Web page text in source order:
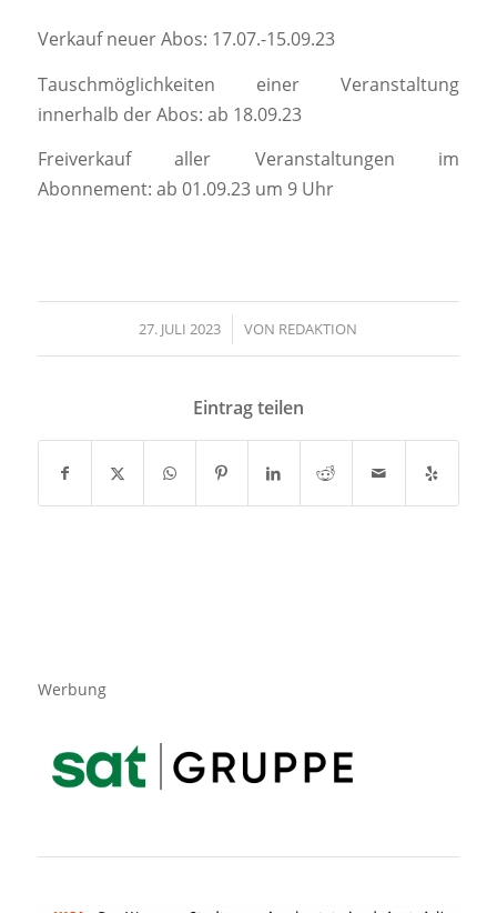
Verkauf neuer Abos: 17.07.-15.09.23
Tauschmöglichkeiten einer Veranstaltung
innerhalb der Abos: ab 18.09.23
Freiverkauf aller Veranstaltungen im
Abonnement: ab 01.09.23 um 9 Uhr
27. JULI 2023
/ VON REDAKTION
Eintrag teilen
Werbung